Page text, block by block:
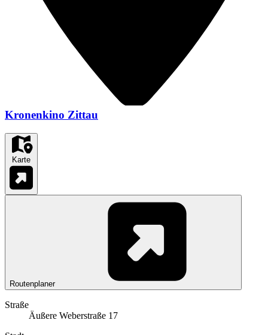
Kronenkino Zittau
Karte
Routenplaner
Straße
Äußere Weberstraße 17